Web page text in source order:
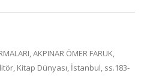
AKPINAR ÖMER FARUK,
Kitap Dünyası, İstanbul, ss.183-